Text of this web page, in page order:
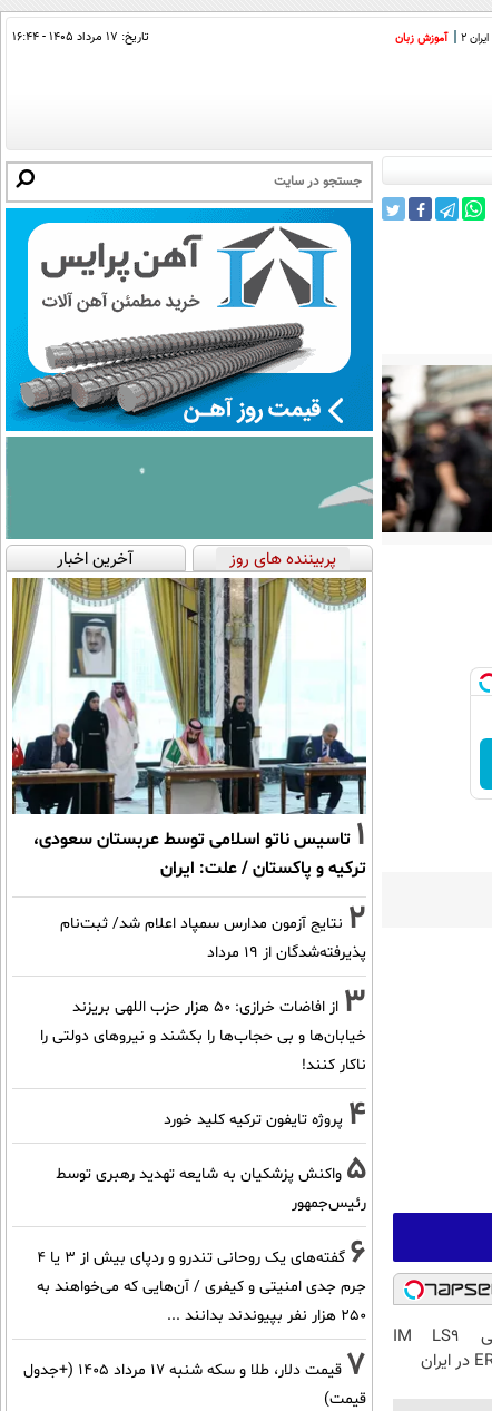
2 آموزش زبان تاریخ: ۱۷ مرداد ۱۴۰۵ - ۱۶:۴۴
رونمایی رسمی IM LS9
پربیننده های روز آخرین اخبار
1 تاسیس ناتو اسلامی توسط عربستان سعودی،
ترکیه و پاکستان / علت: ایران
2 نتایج آزمون مدارس سمپاد اعلام شد/ ثبت‌نام
پذیرفته‌شدگان از ۱۹ مرداد
3
از افاضات خرازی: ۵۰ هزار حزب اللهی بریزند
خیابان‌ها و بی حجاب‌ها را بکشند و نیرو‌های دولتی را
ناکار کنند!
4 پروژه تایفون ترکیه کلید خورد
5 واکنش پزشکیان به شایعه تهدید رهبری توسط
رئیس‌جمهور
6
گفته‌های یک روحانی تندرو و ردپای بیش از ۳ یا ۴
جرم جدی امنیتی و کیفری / آن‌هایی که می‌خواهند به
۲۵۰ هزار نفر بپیوندند بدانند ...
7
قیمت دلار، طلا و سکه شنبه ۱۷ مرداد ۱۴۰۵ (+جدول
قیمت)